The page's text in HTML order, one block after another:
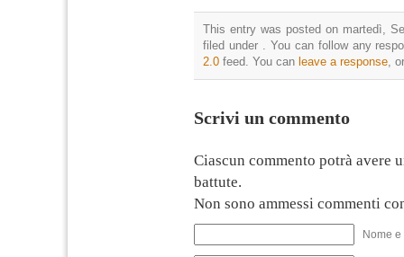
This entry was posted on martedì,
filed under . You can follow any
2.0 feed. You can leave a response ,
Scrivi un commento
Ciascun commento potrà avere
battute.
Non sono ammessi commenti
Nome